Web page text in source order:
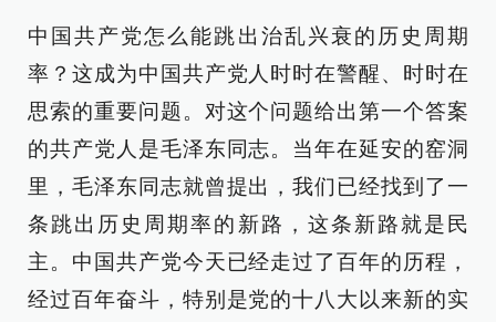
中国共产党怎么能跳出治乱兴衰的历史周期
率？这成为中国共产党人时时在警醒、时时在
思索的重要问题。对这个问题给出第一个答案
的共产党人是毛泽东同志。当年在延安的窑洞
里，毛泽东同志就曾提出，我们已经找到了一
条跳出历史周期率的新路，这条新路就是民
主。中国共产党今天已经走过了百年的历程，
经过百年奋斗，特别是党的十八大以来新的实